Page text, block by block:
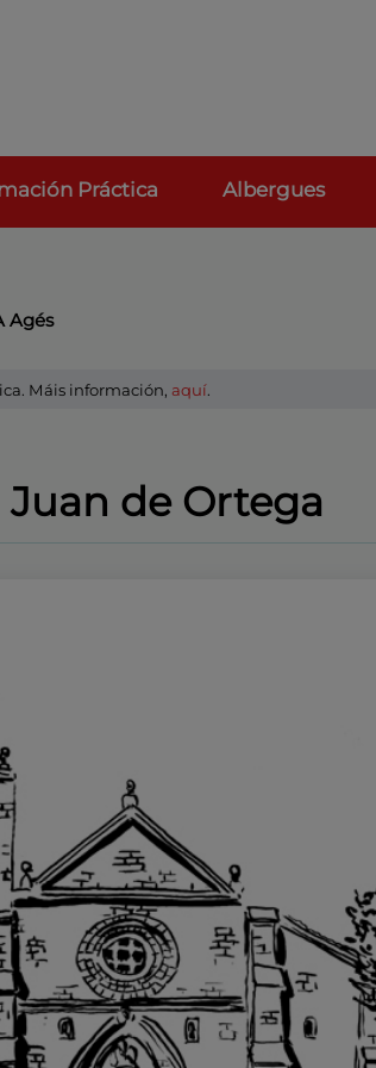
Práctica Albergues
Agés
Máis información, aquí.
de Ortega